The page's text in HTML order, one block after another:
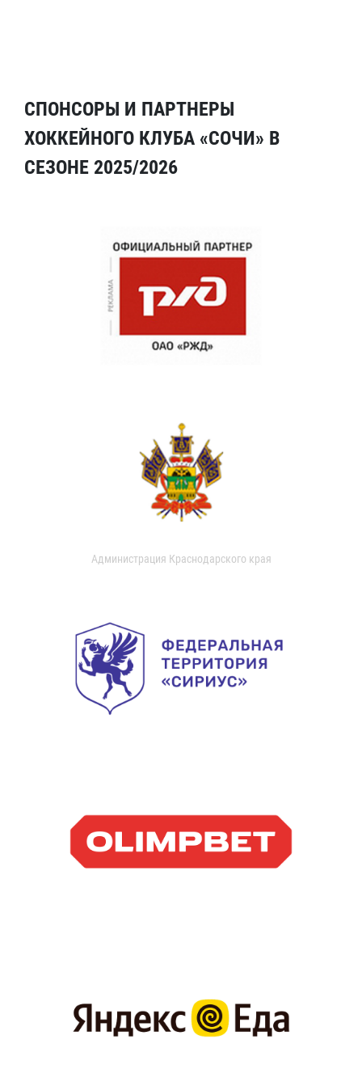
СПОНСОРЫ И ПАРТНЕРЫ
ХОККЕЙНОГО КЛУБА «СОЧИ» В
СЕЗОНЕ 2025/2026
Администрация Краснодарского края